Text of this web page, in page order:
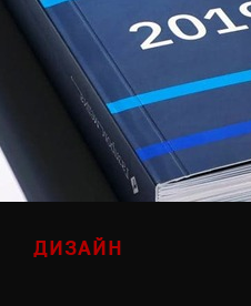
ДИЗАЙН